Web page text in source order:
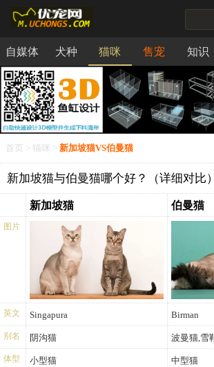
自媒体 犬种 猫咪 售宠 知识
食品
首页 猫咪 新加坡猫VS伯曼猫
新加坡猫与伯曼猫哪个好？（详细对比）
新加坡猫 伯曼猫
图片
英文 Singapura Birman
别名 阴沟猫 波曼猫,雪
体型 小型猫 中型猫